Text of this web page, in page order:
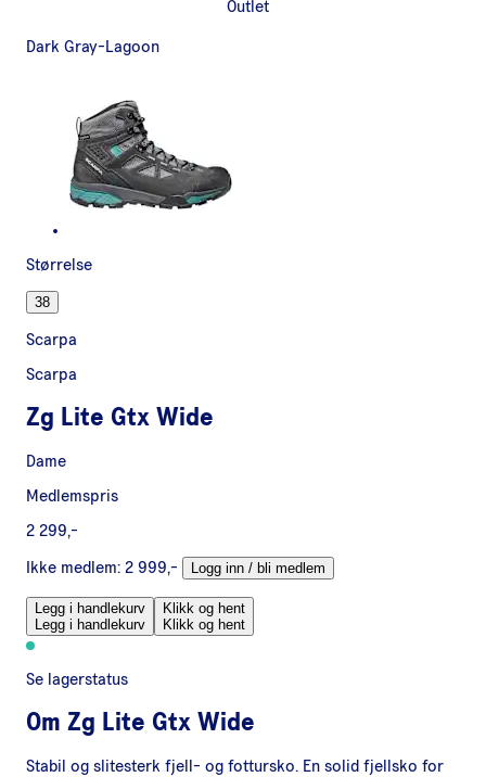
Outlet
Dark Gray-Lagoon
Størrelse
38
Scarpa
Scarpa
Zg Lite Gtx Wide
Dame
Medlemspris
2 299,-
Ikke medlem: 2 999,- Logg inn / bli medlem
Legg i handlekurv
Legg i handlekurv
Klikk og hent
Klikk og hent
Se lagerstatus
Om Zg Lite Gtx Wide
Stabil og slitesterk fjell- og fottursko. En solid fjellsko for